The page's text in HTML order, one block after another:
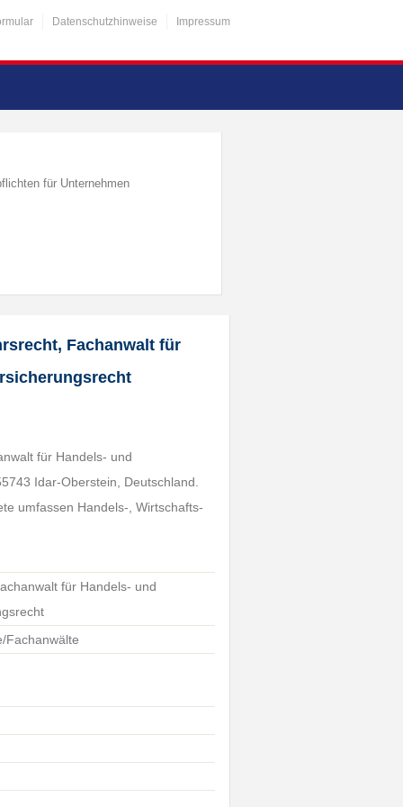
Datenschutzhinweise Impressum
für Unternehmen
Fachanwalt für
für Handels- und
Idar-Oberstein, Deutschland.
umfassen Handels-, Wirtschafts-
für Handels- und
Fachanwälte